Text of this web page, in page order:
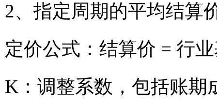
2、指定周期的平均结算
定价公式：结算价 = 行
K：调整系数，包括账期